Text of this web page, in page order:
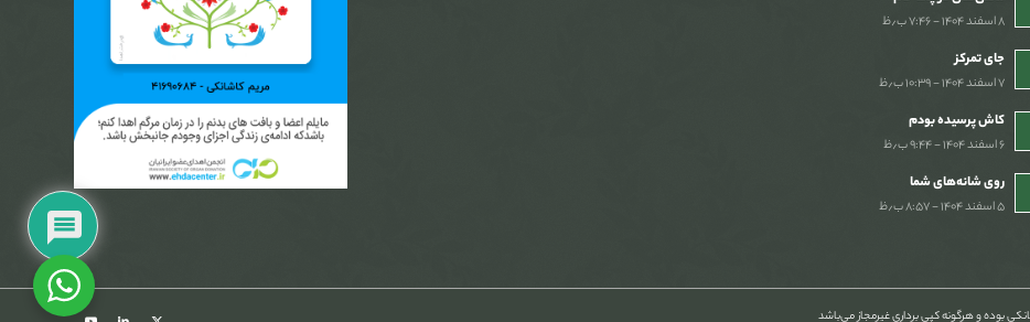
۸ اسفند ۱۴۰۴ - ۷:۴۶ ب٫ظ
جای تمرکز
۷ اسفند ۱۴۰۴ - ۱۰:۳۹ ب٫ظ
کاش پرسیده بودم
۶ اسفند ۱۴۰۴ - ۹:۴۴ ب٫ظ
روی شانه‌های شما
۵ اسفند ۱۴۰۴ - ۸:۵۷ ب٫ظ